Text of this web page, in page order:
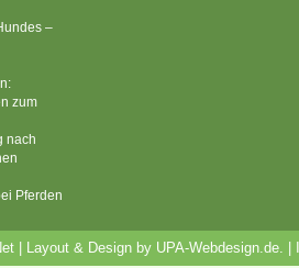
–
zum
nach
Pferden
| Layout & Design by UPA-Webdesign.de.